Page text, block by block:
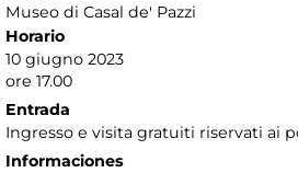
Museo di Casal de' Pazzi
Horario
10 giugno 2023
ore 17.00
Entrada
Ingresso e visita gratuiti riservati ai
Informaciones